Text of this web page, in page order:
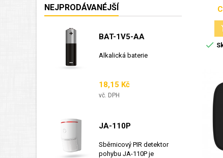
NEJPRODÁVANÉJŠÍ
BAT-1V5-AA
Alkalická baterie
Cena
18,15 Kč
vč. DPH
JA-110P
Sběrnicový PIR detektor
pohybu JA-110P je
